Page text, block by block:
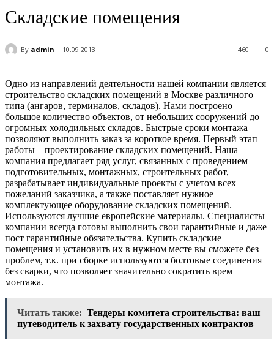
Складские помещения
By admin 10.09.2013 0
460
Одно из направлений деятельности нашей компании является
строительство складских помещений в Москве различного
типа (ангаров, терминалов, складов). Нами построено
большое количество объектов, от небольших сооружений до
огромных холодильных складов. Быстрые сроки монтажа
позволяют выполнить заказ за короткое время. Первый этап
работы – проектирование складских помещений. Наша
компания предлагает ряд услуг, связанных с проведением
подготовительных, монтажных, строительных работ,
разрабатывает индивидуальные проекты с учетом всех
пожеланий заказчика, а также поставляет нужное
комплектующее оборудование складских помещений.
Используются лучшие европейские материалы. Специалисты
компании всегда готовы выполнить свои гарантийные и даже
пост гарантийные обязательства. Купить складские
помещения и установить их в нужном месте вы сможете без
проблем, т.к. при сборке используются болтовые соединения
без сварки, что позволяет значительно сократить врем
монтажа.
Читать также: Тендеры комитета строительства: ваш
путеводитель к захвату государственных контрактов